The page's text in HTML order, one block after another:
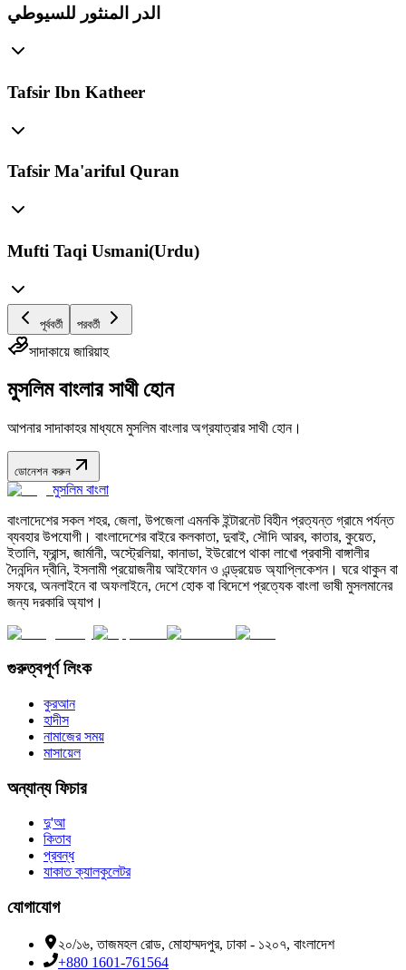
الدر المنثور للسيوطي
Tafsir Ibn Katheer
Tafsir Ma'ariful Quran
Mufti Taqi Usmani(Urdu)
পূর্ববর্তী পরবর্তী
সাদাকায়ে জারিয়াহ
মুসলিম বাংলার সাথী হোন
আপনার সাদাকাহর মাধ্যমে মুসলিম বাংলার অগ্রযাত্রার সাথী হোন।
ডোনেশন করুন
মুসলিম বাংলা
বাংলাদেশের সকল শহর, জেলা, উপজেলা এমনকি ইন্টারনেট বিহীন প্রত্যন্ত গ্রামে পর্যন্ত
ব্যবহার উপযোগী। বাংলাদেশের বাইরে কলকাতা, দুবাই, সৌদি আরব, কাতার, কুয়েত,
ইতালি, ফ্রান্স, জার্মানী, অস্ট্রেলিয়া, কানাডা, ইউরোপে থাকা লাখো প্রবাসী বাঙ্গালীর
দৈনন্দিন দ্বীনি, ইসলামী প্রয়োজনীয় আইফোন ও এন্ড্রয়েড অ্যাপ্লিকেশন। ঘরে থাকুন বা
সফরে, অনলাইনে বা অফলাইনে, দেশে হোক বা বিদেশে প্রত্যেক বাংলা ভাষী মুসলমানের
জন্য দরকারি অ্যাপ।
গুরুত্বপূর্ণ লিংক
কুরআন
হাদীস
নামাজের সময়
মাসায়েল
অন্যান্য ফিচার
দু'আ
কিতাব
প্রবন্ধ
যাকাত ক্যালকুলেটর
যোগাযোগ
২০/১৬, তাজমহল রোড, মোহাম্মদপুর, ঢাকা - ১২০৭, বাংলাদেশ
+880 1601-761564